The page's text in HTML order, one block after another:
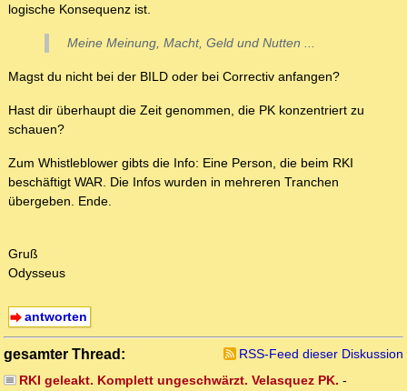
logische Konsequenz ist.
Meine Meinung, Macht, Geld und Nutten ...
Magst du nicht bei der BILD oder bei Correctiv anfangen?
Hast dir überhaupt die Zeit genommen, die PK konzentriert zu
schauen?
Zum Whistleblower gibts die Info: Eine Person, die beim RKI
beschäftigt WAR. Die Infos wurden in mehreren Tranchen
übergeben. Ende.
Gruß
Odysseus
antworten
gesamter Thread:
RSS-Feed dieser Diskussion
RKI geleakt. Komplett ungeschwärzt. Velasquez PK. -